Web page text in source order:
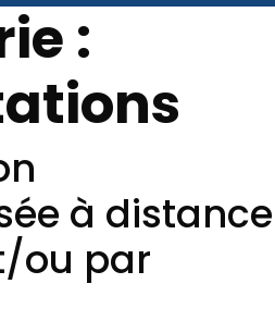
:
à distance
ou par